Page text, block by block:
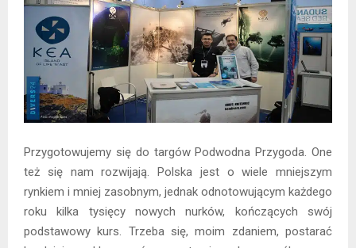
Przygotowujemy się do targów Podwodna Przygoda. One
też się nam rozwijają. Polska jest o wiele mniejszym
rynkiem i mniej zasobnym, jednak odnotowującym każdego
roku kilka tysięcy nowych nurków, kończących swój
podstawowy kurs. Trzeba się, moim zdaniem, postarać